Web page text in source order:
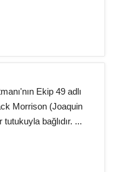
Ekip 49 adlı
Morrison (Joaquin
bağlıdır. ...